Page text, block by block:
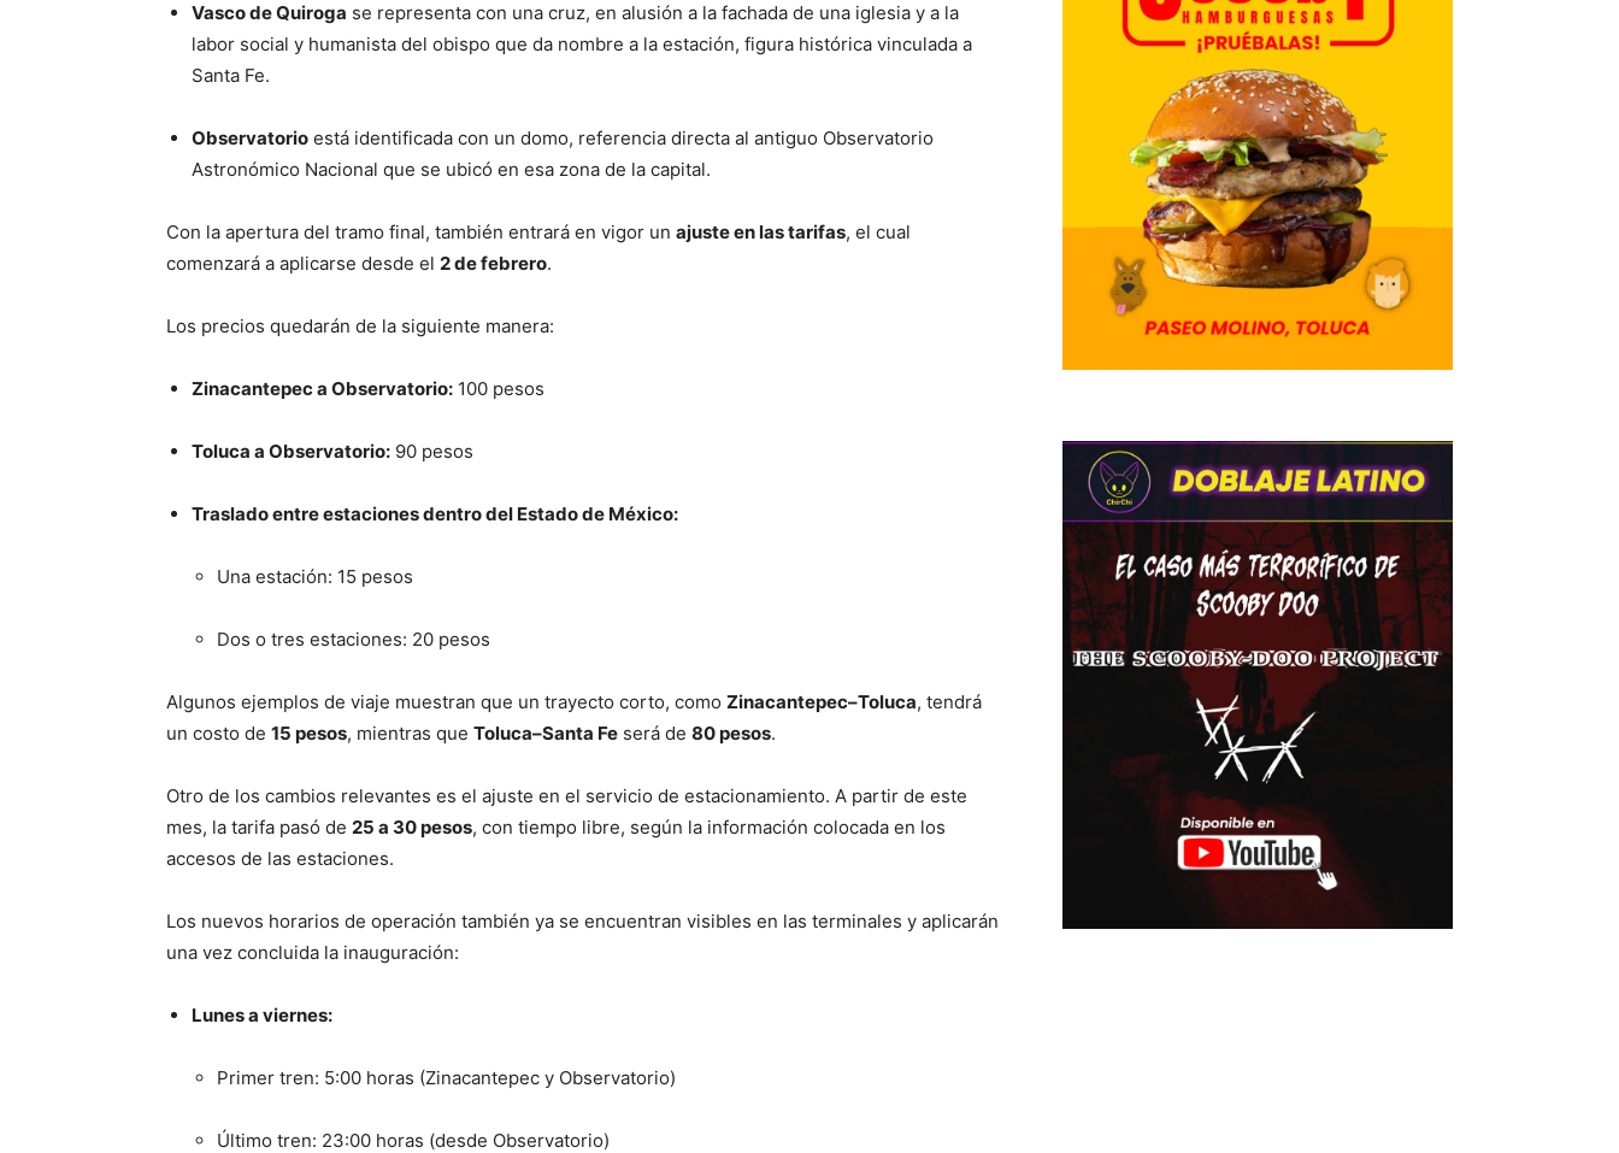
Vasco de Quiroga se representa con una cruz, en alusión a la fachada de una iglesia y a la
labor social y humanista del obispo que da nombre a la estación, figura histórica vinculada a
Santa Fe.
Observatorio está identificada con un domo, referencia directa al antiguo Observatorio
Astronómico Nacional que se ubicó en esa zona de la capital.
Con la apertura del tramo final, también entrará en vigor un ajuste en las tarifas, el cual
comenzará a aplicarse desde el 2 de febrero.
Los precios quedarán de la siguiente manera:
Zinacantepec a Observatorio: 100 pesos
Toluca a Observatorio: 90 pesos
Traslado entre estaciones dentro del Estado de México:
Una estación: 15 pesos
Dos o tres estaciones: 20 pesos
Algunos ejemplos de viaje muestran que un trayecto corto, como Zinacantepec–Toluca, tendrá
un costo de 15 pesos, mientras que Toluca–Santa Fe será de 80 pesos.
Otro de los cambios relevantes es el ajuste en el servicio de estacionamiento. A partir de este
mes, la tarifa pasó de 25 a 30 pesos, con tiempo libre, según la información colocada en los
accesos de las estaciones.
Los nuevos horarios de operación también ya se encuentran visibles en las terminales y aplicarán
una vez concluida la inauguración:
Lunes a viernes:
Primer tren: 5:00 horas (Zinacantepec y Observatorio)
Último tren: 23:00 horas (desde Observatorio)